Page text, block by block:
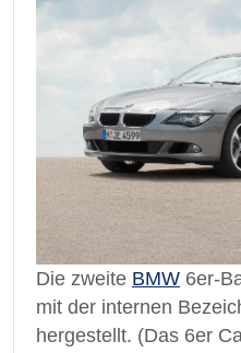
Die zweite BMW 6er-
mit der internen
hergestellt. (Das 6er